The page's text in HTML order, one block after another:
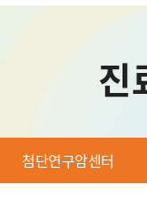
진
첨단연구암센터